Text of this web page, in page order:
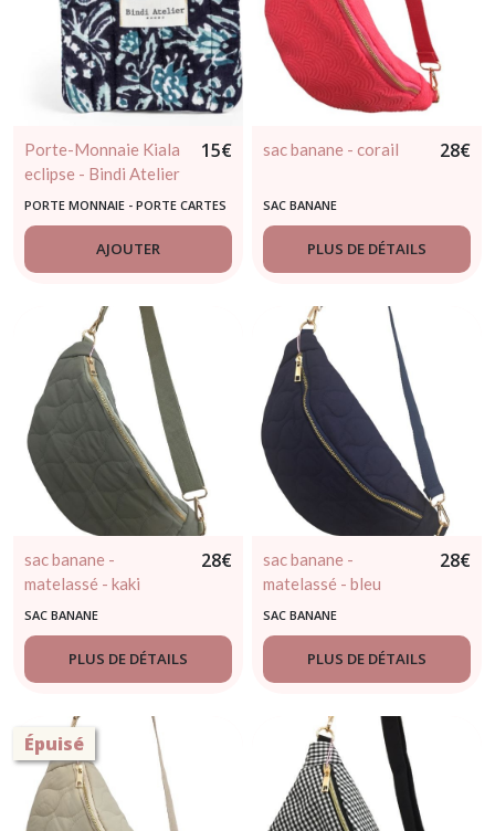
Porte-Monnaie Kiala
eclipse - Bindi Atelier
15€
PORTE MONNAIE - PORTE CARTES
- PORTE-CLÉS
AJOUTER
sac banane - corail 28€
SAC BANANE
PLUS DE DÉTAILS
sac banane -
matelassé - kaki
28€
SAC BANANE
PLUS DE DÉTAILS
sac banane -
matelassé - bleu
marine
28€
SAC BANANE
PLUS DE DÉTAILS
Épuisé